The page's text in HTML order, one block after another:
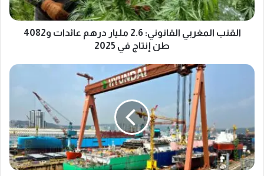
و4082
طن
القنب المغربي القانوني: 2.6 مليار درهم عائدات و4082
طن إنتاج في 2025
شراكة
السفن
بالدار
البيضاء